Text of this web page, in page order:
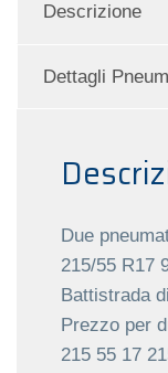
Descrizione
Dettagli
Due
215/55 R17
Battistrada
Prezzo per
215 55 17